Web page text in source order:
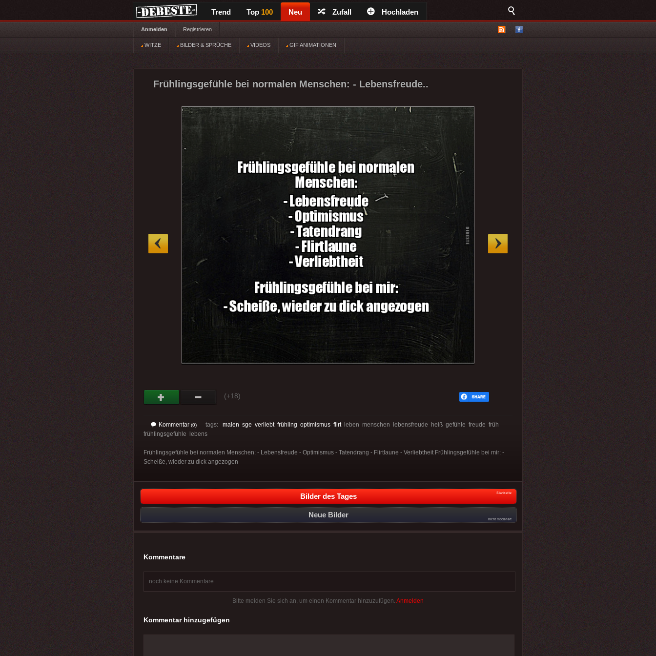
Trend Top 100 Neu Zufall Hochladen
Anmelden Registrieren
WITZE BILDER & SPRÜCHE VIDEOS GIF ANIMATIONEN
Frühlingsgefühle bei normalen Menschen: - Lebensfreude..
(+18)
Kommentar (0) tags: malen sge verliebt frühling optimismus flirtleben menschen lebensfreude heiß gefühle freude früh
frühlingsgefühle lebens
Frühlingsgefühle bei normalen Menschen: - Lebensfreude - Optimismus - Tatendrang - Flirtlaune - Verliebtheit Frühlingsgefühle bei mir: -
Scheiße, wieder zu dick angezogen
Bilder des Tages Startseite
Neue Bilder
nicht moderiert
Kommentare
noch keine Kommentare
Bitte melden Sie sich an, um einen Kommentar hinzuzufügen. Anmelden
Kommentar hinzugefügen